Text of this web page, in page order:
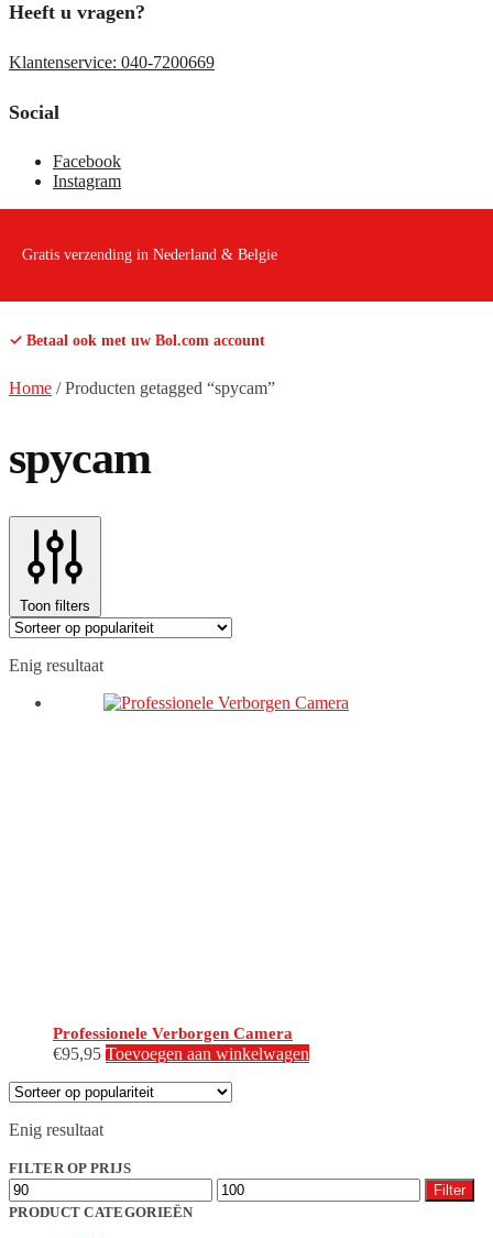
Heeft u vragen?
Klantenservice: 040-7200669
Social
Facebook
Instagram
Gratis verzending in Nederland & Belgie
✓ Betaal ook met uw Bol.com account
Home /Producten getagged “spycam”
spycam
Toon filters
Enig resultaat
Professionele Verborgen Camera
€95,95 Toevoegen aan winkelwagen
Enig resultaat
FILTER OP PRIJS
Min.
prijs
Max.
prijs
Filter
PRODUCT CATEGORIEËN